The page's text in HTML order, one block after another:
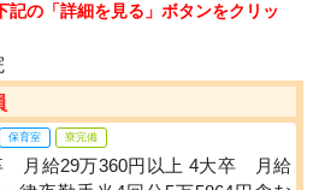
の「詳細を見る」ボタンをクリッ
保育室 寮完備
月給29万360円以上 4大卒 月給